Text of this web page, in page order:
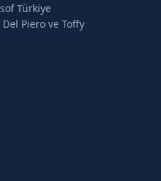
Türkiye
Piero ve Toffy